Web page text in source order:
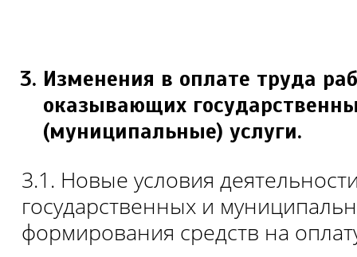
Изменения в оплате труда
оказывающих
(муниципальные) услуги.
3.1. Новые условия
государственных и
формирования средств на